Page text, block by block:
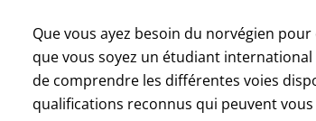
Que vous ayez besoin du norvégien
que vous soyez un étudiant
de comprendre les différentes voies
qualifications reconnus qui peuvent